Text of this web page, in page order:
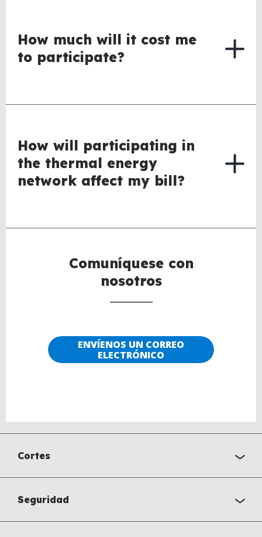
How much will it cost me
to participate?
How will participating in
the thermal energy
network affect my bill?
Comuníquese con
nosotros
ENVÍENOS UN CORREO
ELECTRÓNICO
Cortes
Seguridad